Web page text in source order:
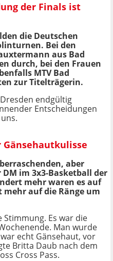
der Finals ist
die Deutschen
Bei den
aus Bad
durch, bei den Frauen
MTV Bad
zur Titelträgerin.
endgültig
Entscheidungen
Gänsehautkulisse
aber
im 3x3-Basketball der
mehr waren es auf
auf die Ränge um
Stimmung. Es war die
Man wurde
echt Gänsehaut, vor
Britta Daub nach dem
Cross Pass.